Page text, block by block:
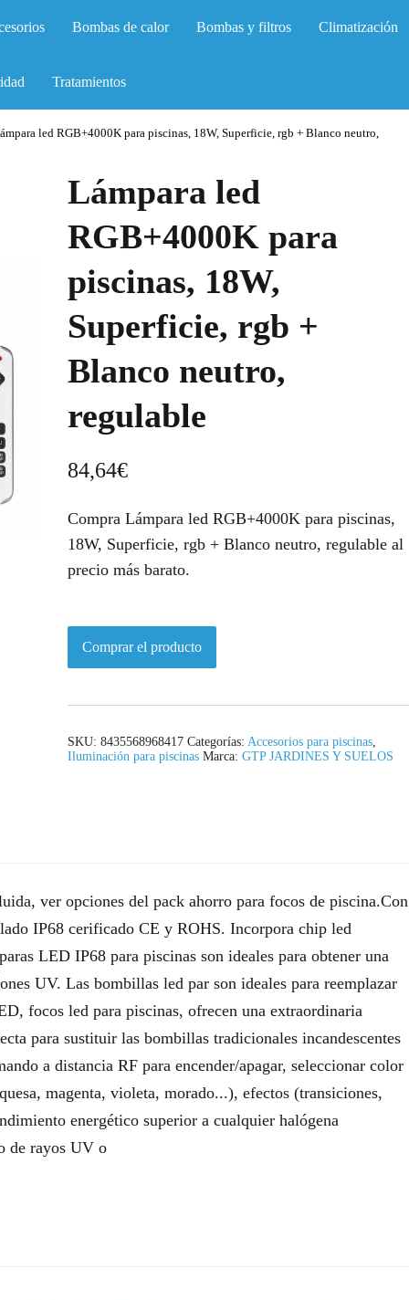
Bombas de calor Bombas y filtros Climatización
Tratamientos
led RGB+4000K para piscinas, 18W, Superficie, rgb + Blanco neutro,
Lámpara led
RGB+4000K para
piscinas, 18W,
Superficie, rgb +
Blanco neutro,
regulable
84,64€
Compra Lámpara led RGB+4000K para piscinas,
18W, Superficie, rgb + Blanco neutro, regulable al
precio más barato.
Comprar el producto
SKU: 8435568968417 Categorías: Accesorios para piscinas,
Iluminación para piscinas Marca: GTP JARDINES Y SUELOS
ver opciones del pack ahorro para focos de piscina.Con
IP68 cerificado CE y ROHS. Incorpora chip led
LED IP68 para piscinas son ideales para obtener una
UV. Las bombillas led par son ideales para reemplazar
focos led para piscinas, ofrecen una extraordinaria
para sustituir las bombillas tradicionales incandescentes
a distancia RF para encender/apagar, seleccionar color
magenta, violeta, morado...), efectos (transiciones,
energético superior a cualquier halógena
de rayos UV o